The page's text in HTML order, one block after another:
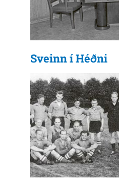
Sveinn í Héðni